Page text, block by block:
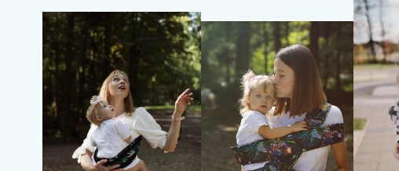
nocne.
nas, na
"Pas nolino wspiera rodzica w codziennym życiu.
dziecko jednak woli być na rękach niż wózku
pchać wózek. Przydatny jest również podczas
gdy w domu masz do wykonania pracę a
. Z pasa korzystam kilka razy dziennie. Nie
szybko się zakłada."
MAŁGORZATA BOLEŃ